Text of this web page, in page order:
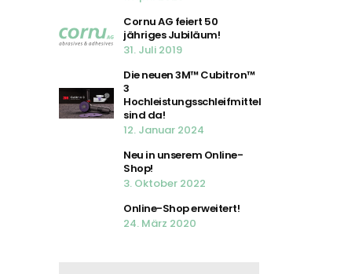
Cornu AG feiert 50
jähriges Jubiläum!
31. Juli 2019
Die neuen 3M™ Cubitron™
3
Hochleistungsschleifmittel
sind da!
12. Januar 2024
Neu in unserem Online-
Shop!
3. Oktober 2022
Online-Shop erweitert!
24. März 2020